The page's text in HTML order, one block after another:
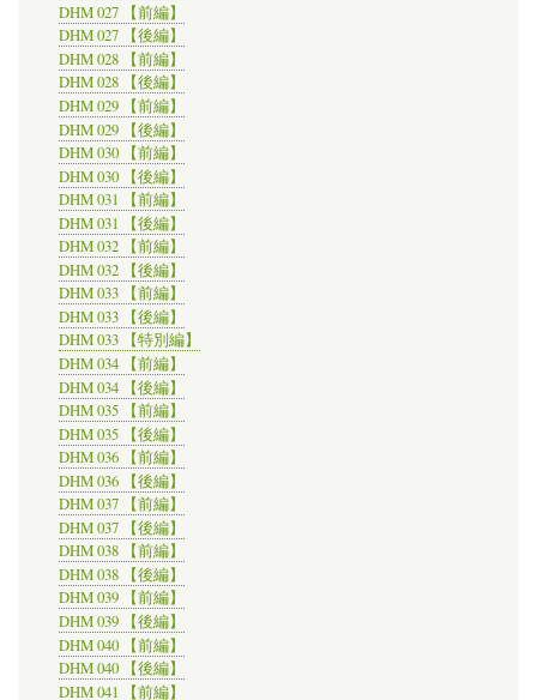
DHM 027 【前編】
DHM 027 【後編】
DHM 028 【前編】
DHM 028 【後編】
DHM 029 【前編】
DHM 029 【後編】
DHM 030 【前編】
DHM 030 【後編】
DHM 031 【前編】
DHM 031 【後編】
DHM 032 【前編】
DHM 032 【後編】
DHM 033 【前編】
DHM 033 【後編】
DHM 033 【特別編】
DHM 034 【前編】
DHM 034 【後編】
DHM 035 【前編】
DHM 035 【後編】
DHM 036 【前編】
DHM 036 【後編】
DHM 037 【前編】
DHM 037 【後編】
DHM 038 【前編】
DHM 038 【後編】
DHM 039 【前編】
DHM 039 【後編】
DHM 040 【前編】
DHM 040 【後編】
DHM 041 【前編】